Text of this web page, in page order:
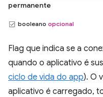
permanente
booleano opcional
Flag que indica se a
quando o aplicativo é
ciclo de vida do app). O
aplicativo é carregado,